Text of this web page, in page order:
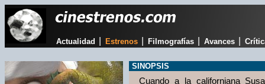
Actualidad Estrenos Filmografías Avances
SINOPSIS
Cuando a la californiana